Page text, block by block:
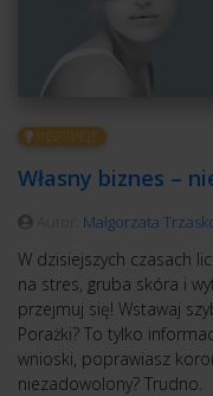
INSPIRACJE
Własny biznes –
Małgorzata
W dzisiejszych czasach
na stres, gruba skóra i
przejmuj się! Wstawaj
Porażki? To tylko
wnioski, poprawiasz
niezadowolony? Trudno.